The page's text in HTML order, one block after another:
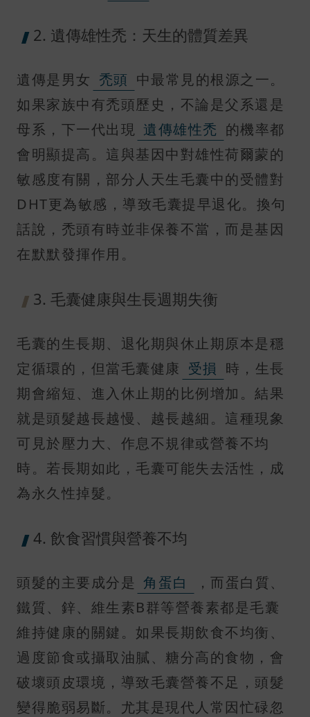
2. 遺傳雄性禿：天生的體質差異
遺傳是男女 禿頭 中最常見的根源之一。
如果家族中有禿頭歷史，不論是父系還是
母系，下一代出現 遺傳雄性禿 的機率都
會明顯提高。這與基因中對雄性荷爾蒙的
敏感度有關，部分人天生毛囊中的受體對
DHT更為敏感，導致毛囊提早退化。換句
話說，禿頭有時並非保養不當，而是基因
在默默發揮作用。
3. 毛囊健康與生長週期失衡
毛囊的生長期、退化期與休止期原本是穩
定循環的，但當毛囊健康 受損 時，生長
期會縮短、進入休止期的比例增加。結果
就是頭髮越長越慢、越長越細。這種現象
可見於壓力大、作息不規律或營養不均
時。若長期如此，毛囊可能失去活性，成
為永久性掉髮。
4. 飲食習慣與營養不均
頭髮的主要成分是 角蛋白
，而蛋白質、
鐵質、鋅、維生素B群等營養素都是毛囊
維持健康的關鍵。如果長期飲食不均衡、
過度節食或攝取油膩、糖分高的食物，會
破壞頭皮環境，導致毛囊營養不足，頭髮
變得脆弱易斷。尤其是現代人常因忙碌忽